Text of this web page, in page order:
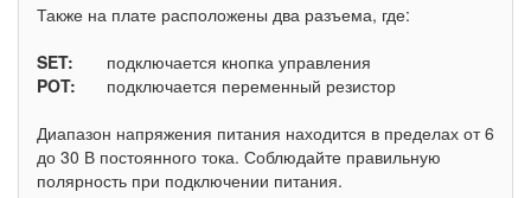
Также на плате расположены два разъема, где:
SET:
подключается кнопка управления
POT:
подключается переменный резистор
Диапазон напряжения питания находится в пределах от 6
до 30 В постоянного тока. Соблюдайте правильную
полярность при подключении питания.